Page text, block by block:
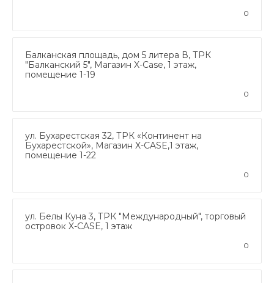
0
Балканская площадь, дом 5 литера В, ТРК
"Балканский 5", Магазин X-Case, 1 этаж,
помещение 1-19
0
ул. Бухарестская 32, ТРК «Континент на
Бухарестской», Магазин X-CASE,1 этаж,
помещение 1-22
0
ул. Белы Куна 3, ТРК "Международный", торговый
островок X-CASE, 1 этаж
0